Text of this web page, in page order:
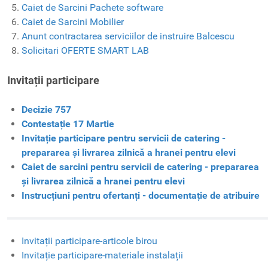
Caiet de Sarcini Pachete software
Caiet de Sarcini Mobilier
Anunt contractarea serviciilor de instruire Balcescu
Solicitari OFERTE SMART LAB
Invitații participare
Decizie 757
Contestație 17 Martie
Invitație participare pentru servicii de catering -
prepararea și livrarea zilnică a hranei pentru elevi
Caiet de sarcini pentru servicii de catering - prepararea
și livrarea zilnică a hranei pentru elevi
Instrucțiuni pentru ofertanți - documentație de atribuire
Invitații participare-articole birou
Invitație participare-materiale instalații